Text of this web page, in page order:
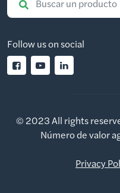
Follow us on social
© 2023 All rights
Número de valor
Privacy